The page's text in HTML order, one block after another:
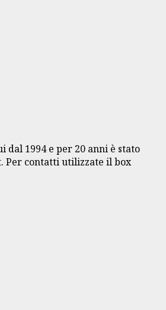
1994 e per 20 anni è stato
Per contatti utilizzate il box